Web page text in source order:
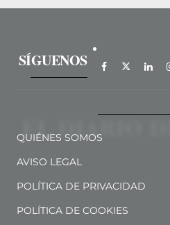
SÍGUENOS
QUIÉNES SOMOS
AVISO LEGAL
POLÍTICA DE PRIVACIDAD
POLÍTICA DE COOKIES